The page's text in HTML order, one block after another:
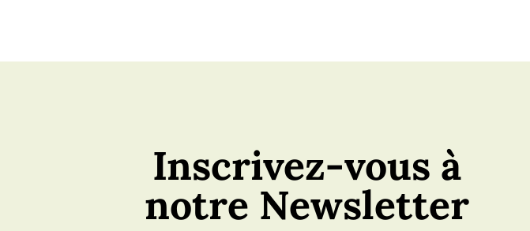
Inscrivez-vous à
notre Newsletter